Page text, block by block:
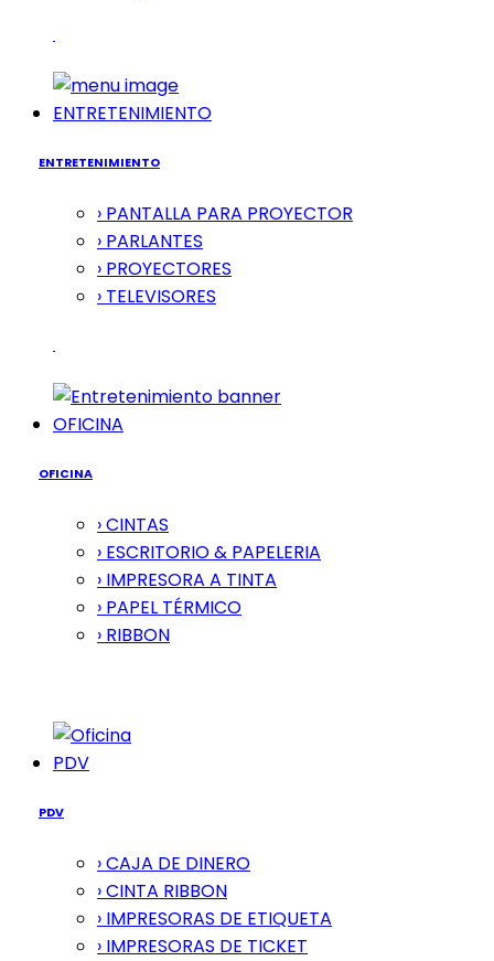
ENTRETENIMIENTO
ENTRETENIMIENTO
› PANTALLA PARA PROYECTOR
› PARLANTES
› PROYECTORES
› TELEVISORES
OFICINA
OFICINA
› CINTAS
› ESCRITORIO & PAPELERIA
› IMPRESORA A TINTA
› PAPEL TÉRMICO
› RIBBON
PDV
PDV
› CAJA DE DINERO
› CINTA RIBBON
› IMPRESORAS DE ETIQUETA
› IMPRESORAS DE TICKET